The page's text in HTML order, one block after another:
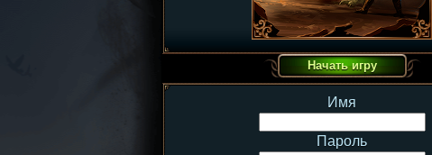
Имя
Пароль